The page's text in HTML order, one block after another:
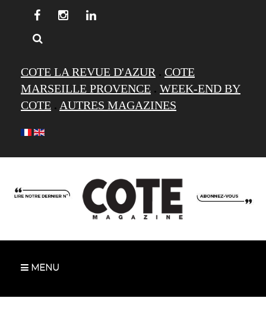
COTE LA REVUE D'AZUR . COTE
MARSEILLE PROVENCE . WEEK-END BY
COTE . AUTRES MAGAZINES
MENU